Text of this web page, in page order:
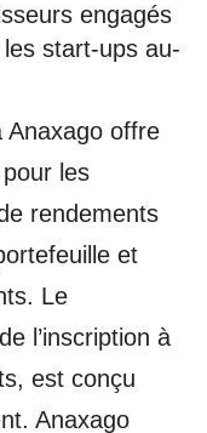
engagés
start-ups au-
Anaxago offre
les
rendements
et
Le
l’inscription à
est conçu
Anaxago